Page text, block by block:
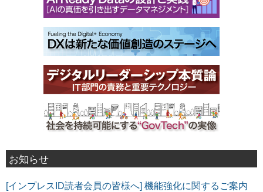
お知らせ
[インプレスID読者会員の皆様へ] 機能強化に関するご案内